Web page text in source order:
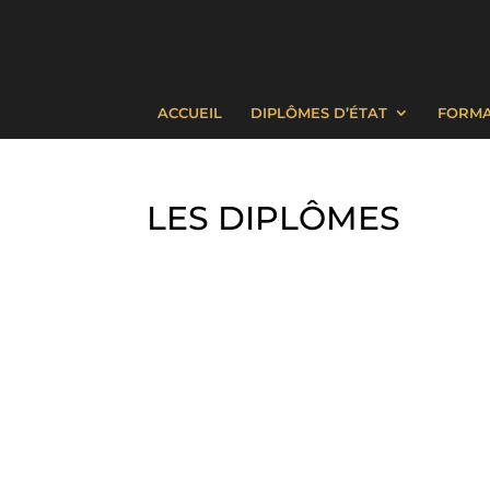
ACCUEIL DIPLÔMES D’ÉTAT
LES DIPLÔMES